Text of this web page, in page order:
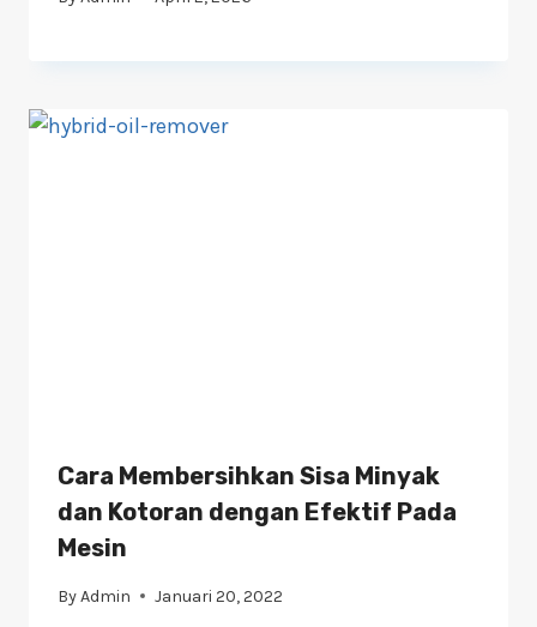
Cara Membersihkan Sisa Minyak
dan Kotoran dengan Efektif Pada
Mesin
ByAdmin Januari 20, 2022